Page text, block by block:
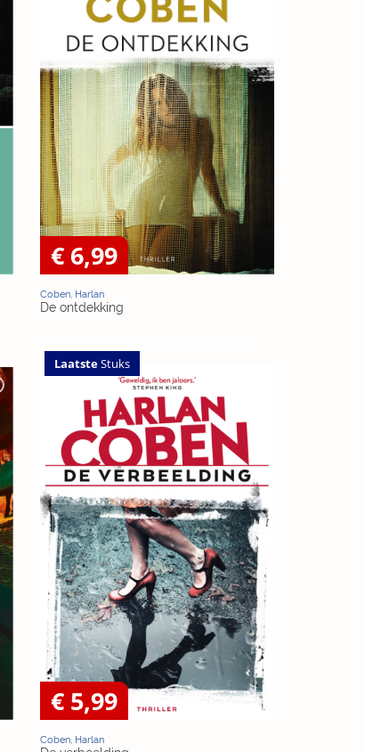
€ 6,99
Coben, Harlan
De ontdekking
LaatsteStuks
€ 5,99
Coben, Harlan